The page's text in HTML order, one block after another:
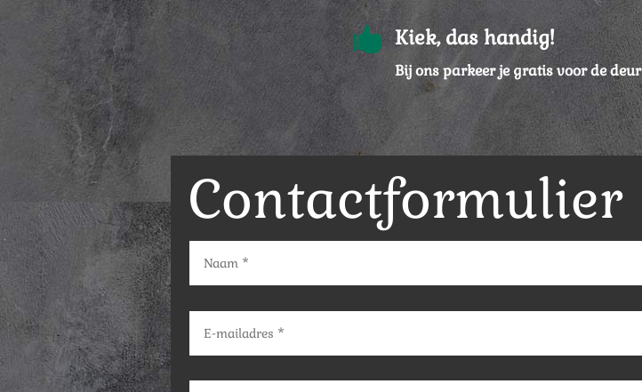
 Kiek, das handig!
Bij ons parkeer je gratis voor de deur
Contactformulier